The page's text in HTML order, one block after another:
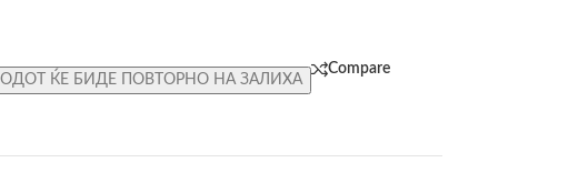
ЌЕ БИДЕ ПОВТОРНО НА ЗАЛИХА
Compare